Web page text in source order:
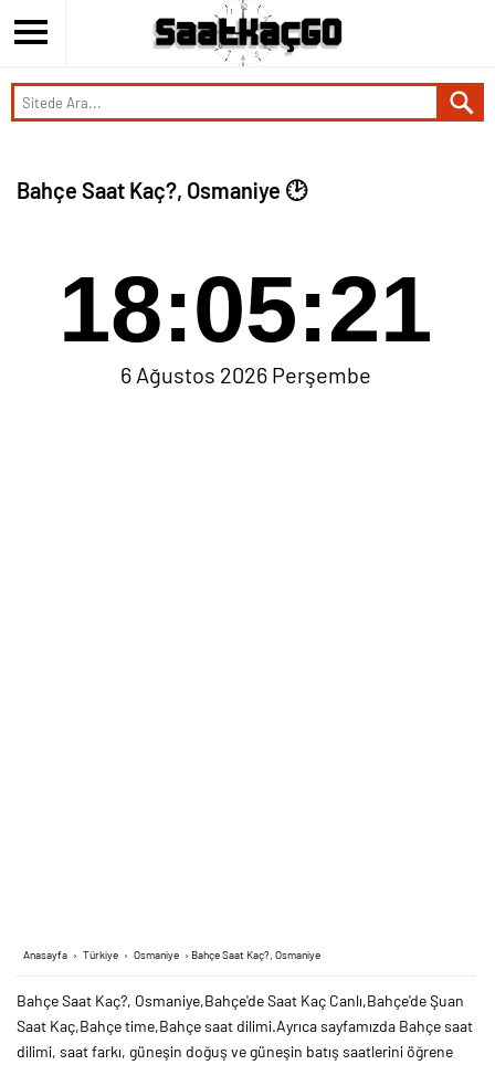
Bahçe Saat Kaç?, Osmaniye 🕑
18:05:21
6 Ağustos 2026 Perşembe
Anasayfa › Türkiye › Osmaniye › Bahçe Saat Kaç?, Osmaniye
Bahçe Saat Kaç?, Osmaniye,Bahçe'de Saat Kaç Canlı,Bahçe'de Şuan
Saat Kaç,Bahçe time,Bahçe saat dilimi.Ayrıca sayfamızda Bahçe saat
dilimi, saat farkı, güneşin doğuş ve güneşin batış saatlerini öğrene